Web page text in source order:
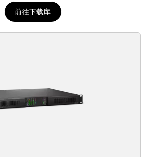
前往下载库